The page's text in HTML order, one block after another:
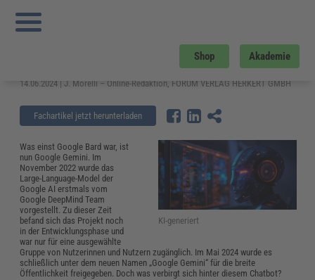
Shop Akademie
Sie sind hier:
Mehr als nur ein Tool für Unternehmen?
Google Gemini – Mehr als nur ein
Tool für Unternehmen?
14.06.2024 | J. Morelli – Online-Redaktion, FORUM VERLAG HERKERT GMBH
Fachartikel jetzt herunterladen
KI-generiert
Was einst Google Bard war, ist
nun Google Gemini. Im
November 2022 wurde das
Large-Language-Model der
Google AI erstmals vom
Google DeepMind Team
vorgestellt. Zu dieser Zeit
befand sich das Projekt noch
in der Entwicklungsphase und
war nur für eine ausgewählte
Gruppe von Nutzerinnen und Nutzern zugänglich. Im Mai 2024 wurde es
schließlich unter dem neuen Namen „Google Gemini“ für die breite
Öffentlichkeit freigegeben. Doch was verbirgt sich hinter diesem Chatbot?